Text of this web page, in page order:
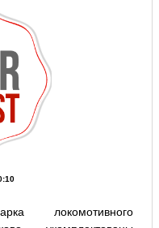
локомотивного